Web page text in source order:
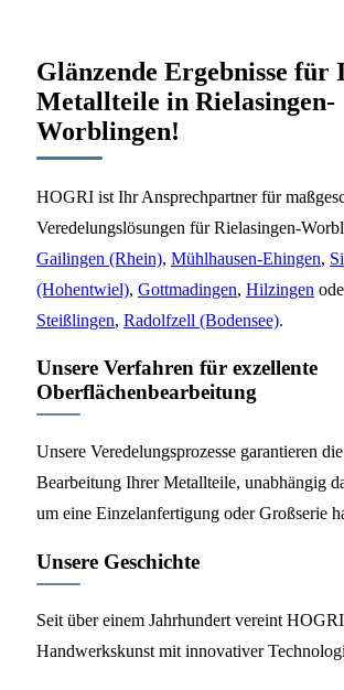
Glänzende Ergebnisse für
Metallteile in Rielasingen-
Worblingen!
HOGRI ist Ihr Ansprechpartner für
Veredelungslösungen für Rielasingen-
Gailingen (Rhein), Mühlhausen-Ehingen,
(Hohentwiel), Gottmadingen, Hilzingen
Steißlingen, Radolfzell (Bodensee).
Unsere Verfahren für exzellente
Oberflächenbearbeitung
Unsere Veredelungsprozesse garantieren
Bearbeitung Ihrer Metallteile, unabhängig
um eine Einzelanfertigung oder Großserie
Unsere Geschichte
Seit über einem Jahrhundert vereint
Handwerkskunst mit innovativer